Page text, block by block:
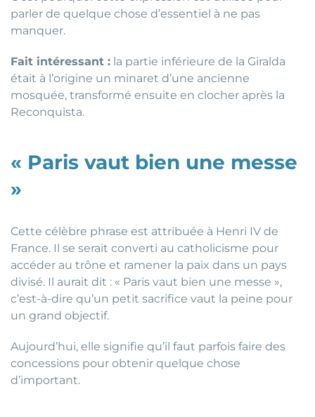
parler de quelque chose d’essentiel à ne pas
manquer.
Fait intéressant : la partie inférieure de la Giralda
était à l’origine un minaret d’une ancienne
mosquée, transformé ensuite en clocher après la
Reconquista.
« Paris vaut bien une messe
»
Cette célèbre phrase est attribuée à Henri IV de
France. Il se serait converti au catholicisme pour
accéder au trône et ramener la paix dans un pays
divisé. Il aurait dit : « Paris vaut bien une messe »,
c’est-à-dire qu’un petit sacrifice vaut la peine pour
un grand objectif.
Aujourd’hui, elle signifie qu’il faut parfois faire des
concessions pour obtenir quelque chose
d’important.